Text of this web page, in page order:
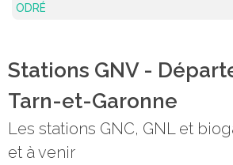
ODRÉ
Stations GNV -
Tarn-et-Garonne
Les stations GNC, GNL et
et à venir